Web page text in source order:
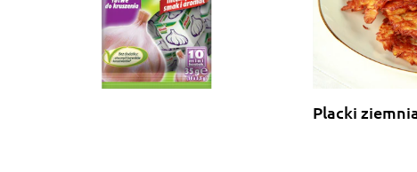
Placki